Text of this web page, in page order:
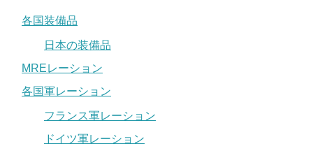
各国装備品
日本の装備品
MREレーション
各国軍レーション
フランス軍レーション
ドイツ軍レーション